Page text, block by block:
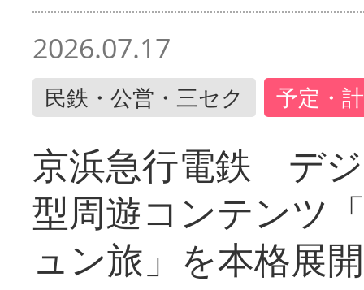
2026.07.17
民鉄・公営・三セク 予定・
京浜急行電鉄 デ
型周遊コンテンツ
ュン旅」を本格展開